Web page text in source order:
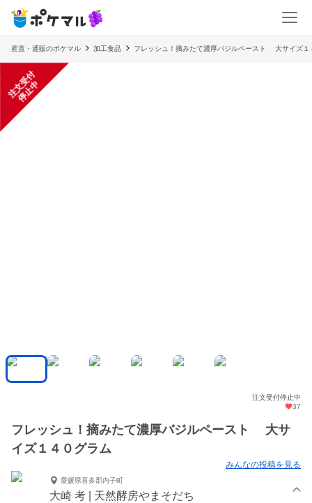
産直・通販のポケマル 加工食品 フレッシュ！摘みたて濃厚バジルペースト 大サイズ１
注
文
受
付
停
止
中
注文受付停止中
37
フレッシュ！摘みたて濃厚バジルペースト 大サ
イズ１４０グラム
みんなの投稿を見る
愛媛県喜多郡内子町
大崎 考 | 天然酵房やまそだち